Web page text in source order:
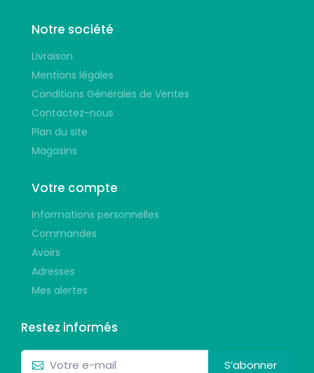
Notre société
Livraison
Mentions légales
Conditions Générales de Ventes
Contactez-nous
Plan du site
Magasins
Votre compte
Informations personnelles
Commandes
Avoirs
Adresses
Mes alertes
Restez informés
S’abonner